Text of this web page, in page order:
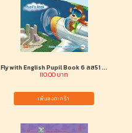
Fly with English Pupil Book 6 ลส51 ...
110.00 บาท
เพิ่มลงตะกร้า